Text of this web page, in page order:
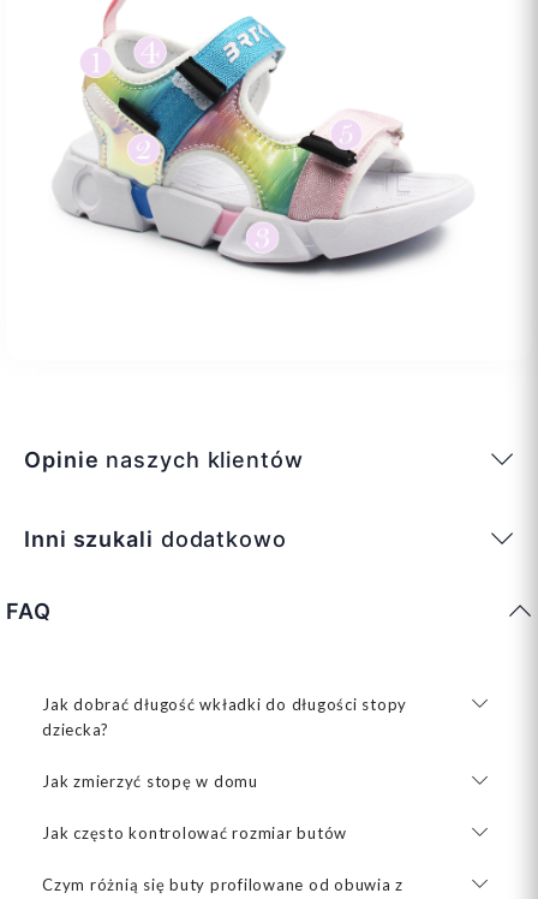
Opinie naszych klientów
Inni szukali dodatkowo
FAQ
Jak dobrać długość wkładki do długości stopy
dziecka?
Jak zmierzyć stopę w domu
Jak często kontrolować rozmiar butów
Czym różnią się buty profilowane od obuwia z